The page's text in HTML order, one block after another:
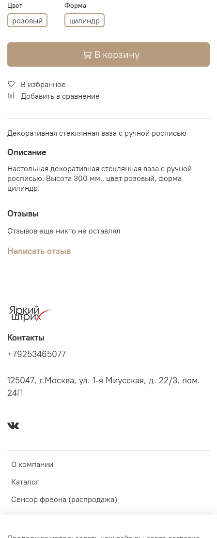
Цвет
розовый
Форма
цилиндр
В корзину
В избранное
Добавить в сравнение
Декоративная стеклянная ваза с ручной росписью
Описание
Настольная декоративная стеклянная ваза с ручной
росписью. Высота 300 мм., цвет розовый, форма
цилиндр.
Отзывы
Отзывов еще никто не оставлял
Написать отзыв
О компании
Каталог
Сенсор фреона (распродажа)
Контакты
+79253465077
125047, г.Москва, ул. 1-я Миусская, д. 22/3, пом.
24П